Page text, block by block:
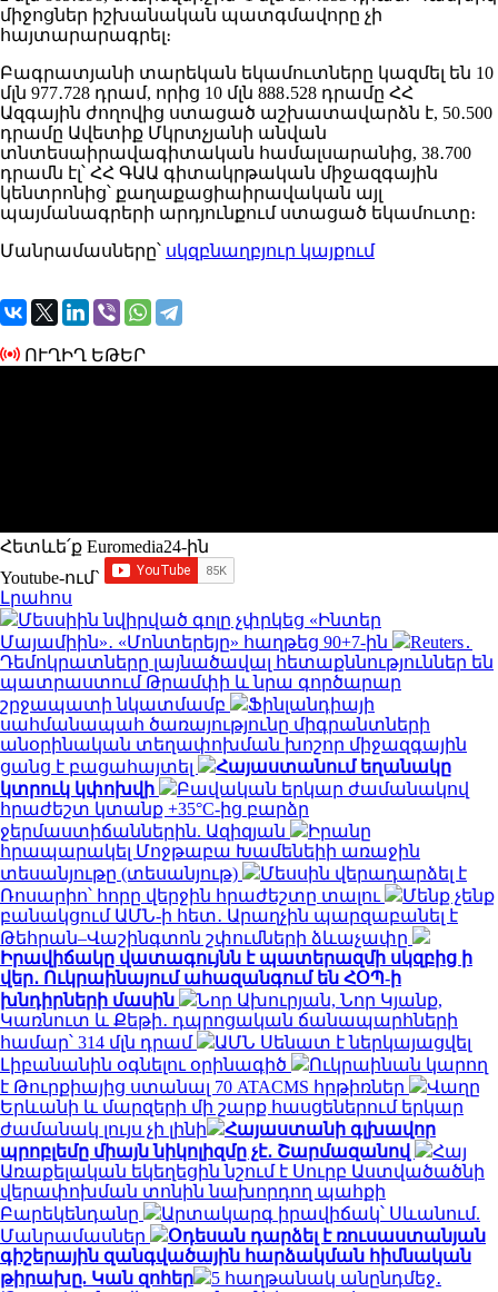
միջոցներ իշխանական պատգմավորը չի
հայտարարագրել։
Բագրատյանի տարեկան եկամուտները կազմել են 10
մլն 977․728 դրամ, որից 10 մլն 888․528 դրամը ՀՀ
Ազգային ժողովից ստացած աշխատավարձն է, 50․500
դրամը Ավետիք Մկրտչյանի անվան
տնտեսաիրավագիտական համալսարանից, 38․700
դրամն էլ՝ ՀՀ ԳԱԱ գիտակրթական միջազգային
կենտրոնից՝ քաղաքացիաիրավական այլ
պայմանագրերի արդյունքում ստացած եկամուտը։
Մանրամասները՝ սկզբնաղբյուր կայքում
ՈՒՂԻՂ ԵԹԵՐ
Հետևե՛ք Euromedia24-ին
Youtube-ում`
Լրահոս
Մեսսիին նվիրված գոլը չփրկեց «Ինտեր
Մայամիին»․ «Մոնտերեյը» հաղթեց 90+7-ին
Reuters․
Դեմոկրատները լայնածավալ հետաքննություններ են
պատրաստում Թրամփի և նրա գործարար
շրջապատի նկատմամբ
Ֆինլանդիայի
սահմանապահ ծառայությունը միգրանտների
անօրինական տեղափոխման խոշոր միջազգային
ցանց է բացահայտել
Հայաստանում եղանակը
կտրուկ կփոխվի
Բավական երկար ժամանակով
հրաժեշտ կտանք +35°C-ից բարձր
ջերմաստիճաններին. Ազիզյան
Իրանը
հրապարակել Մոջթաբա Խամենեիի առաջին
տեսանյութը (տեսանյութ)
Մեսսին վերադարձել է
Ռոսարիո՝ հորը վերջին հրաժեշտը տալու
Մենք չենք
բանակցում ԱՄՆ-ի հետ․ Արաղչին պարզաբանել է
Թեհրան–Վաշինգտոն շփումների ձևաչափը
Իրավիճակը վատագույնն է պատերազմի սկզբից ի
վեր․ Ուկրաինայում ահազանգում են ՀՕՊ-ի
խնդիրների մասին
Նոր Ախուրյան, Նոր Կյանք,
Կառնուտ և Քեթի․ դպրոցական ճանապարհների
համար՝ 314 մլն դրամ
ԱՄՆ Սենատ է ներկայացվել
Լիբանանին օգնելու օրինագիծ
Ուկրաինան կարող
է Թուրքիայից ստանալ 70 ATACMS հրթիռներ
Վաղը
Երևանի և մարզերի մի շարք հասցեներում երկար
ժամանակ լույս չի լինի
Հայաստանի գլխավոր
պրոբլեմը միայն նիկոլիզմը չէ․ Շարմազանով
Հայ
Առաքելական եկեղեցին նշում է Սուրբ Աստվածածնի
վերափոխման տոնին նախորդող պահքի
Բարեկենդանը
Արտակարգ իրավիճակ՝ Սևանում.
Մանրամասներ
Օդեսան դարձել է ռուսաստանյան
գիշերային զանգվածային հարձակման հիմնական
թիրախը. Կան զոհեր
5 հաղթանակ անընդմեջ․